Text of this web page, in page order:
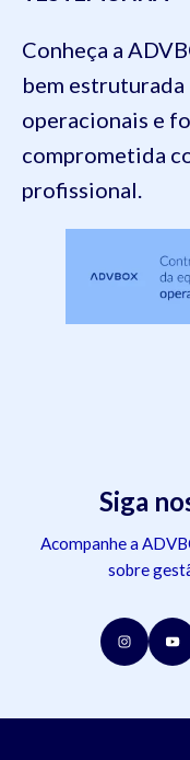
Conheça a
bem
operacionais e
comprometida
profissional.
Siga
Acompanhe a
sobre